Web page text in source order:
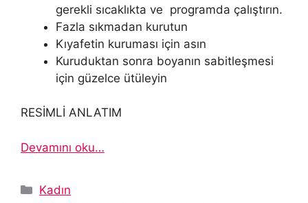
gerekli sıcaklıkta ve programda çalıştırın.
Fazla sıkmadan kurutun
Kıyafetin kuruması için asın
Kuruduktan sonra boyanın sabitleşmesi
için güzelce ütüleyin
RESİMLİ ANLATIM
Devamını oku…
Kategoriler
Kadın